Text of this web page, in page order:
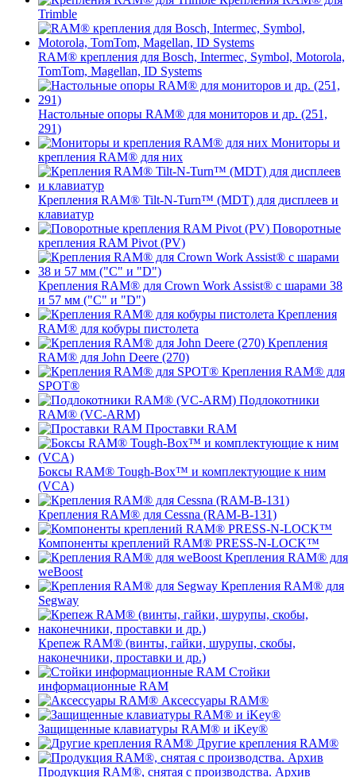
Trimble
RAM® крепления для Bosch, Intermec, Symbol, Motorola,
TomTom, Magellan, ID Systems
Настольные опоры RAM® для мониторов и др. (251,
291)
Мониторы и
крепления RAM® для них
Крепления RAM® Tilt-N-Turn™ (MDT) для дисплеев и
клавиатур
Поворотные
крепления RAM Pivot (PV)
Крепления RAM® для Crown Work Assist® с шарами 38
и 57 мм ("C" и "D")
Крепления
RAM® для кобуры пистолета
Крепления
RAM® для John Deere (270)
Крепления RAM® для
SPOT®
Подлокотники
RAM® (VC-ARM)
Проставки RAM
Боксы RAM® Tough-Box™ и комплектующие к ним
(VCA)
Крепления RAM® для Cessna (RAM-B-131)
Компоненты креплений RAM® PRESS-N-LOCK™
Крепления RAM® для
weBoost
Крепления RAM® для
Segway
Крепеж RAM® (винты, гайки, шурупы, скобы,
наконечники, проставки и др.)
Стойки
информационные RAM
Аксессуары RAM®
Защищенные клавиатуры RAM® и iKey®
Другие крепления RAM®
Продукция RAM®, снятая с производства. Архив